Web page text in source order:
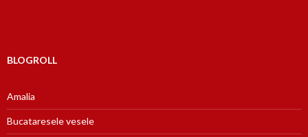
BLOGROLL
Amalia
Bucataresele vesele